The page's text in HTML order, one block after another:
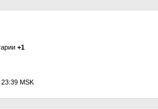
+1
MSK